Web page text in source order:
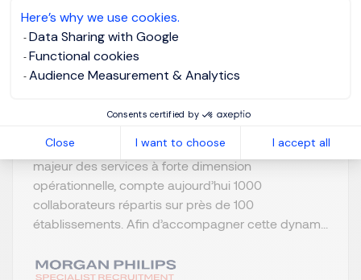
Here’s why we use cookies.
Data Sharing with Google
Functional cookies
Audience Measurement & Analytics
Consents certified by
Close I want to choose I accept all
France
Permanent
Morgan Philips Specialist Recruitment recrute un
croissance et de structuration, notre client, acteur
majeur des services à forte dimension
opérationnelle, compte aujourd’hui 1000
collaborateurs répartis sur près de 100
établissements. Afin d’accompagner cette dynam...